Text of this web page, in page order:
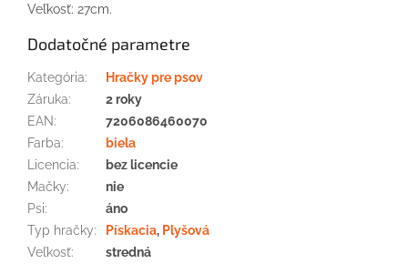
Veľkosť: 27cm.
Dodatočné parametre
Kategória:
Hračky pre psov
Záruka:
2 roky
EAN:
7206086460070
Farba:
biela
Licencia:
bez licencie
Mačky:
nie
Psi:
áno
Typ hračky: Pískacia, Plyšová
Veľkosť: stredná